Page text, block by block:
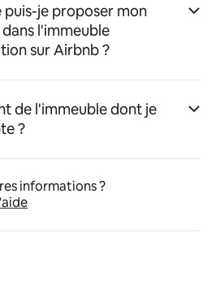
je proposer mon
l'immeuble
sur Airbnb ?
de l'immeuble dont je
?
informations ?